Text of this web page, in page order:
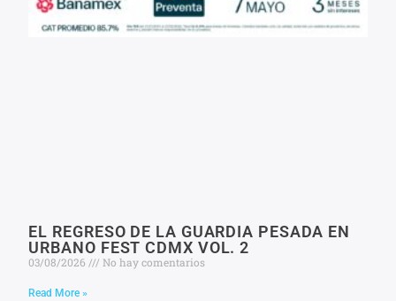
EL REGRESO DE LA GUARDIA PESADA EN
URBANO FEST CDMX VOL. 2
03/08/2026 No hay comentarios
Read More »